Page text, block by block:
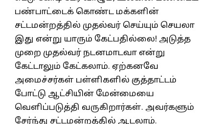
பண்பாட்டைக் கொண்ட மக்களின்
சட்டமன்றத்தில் முதல்வர் செய்யும் செயலா
இது என்று யாரும் கேட்பதில்லை! அடுத்த
முறை முதல்வர் நடனமாடவா என்று
கேட்டாலும் கேட்கலாம். ஏற்கனவே
அமைச்சர்கள் பள்ளிகளில் குத்தாட்டம்
போட்டு ஆட்சியின் மேன்மையை
வெளிப்படுத்தி வருகிறார்கள். அவர்களும்
சேர்ந்து சட்டமன்றத்தில் ஆடலாம்.